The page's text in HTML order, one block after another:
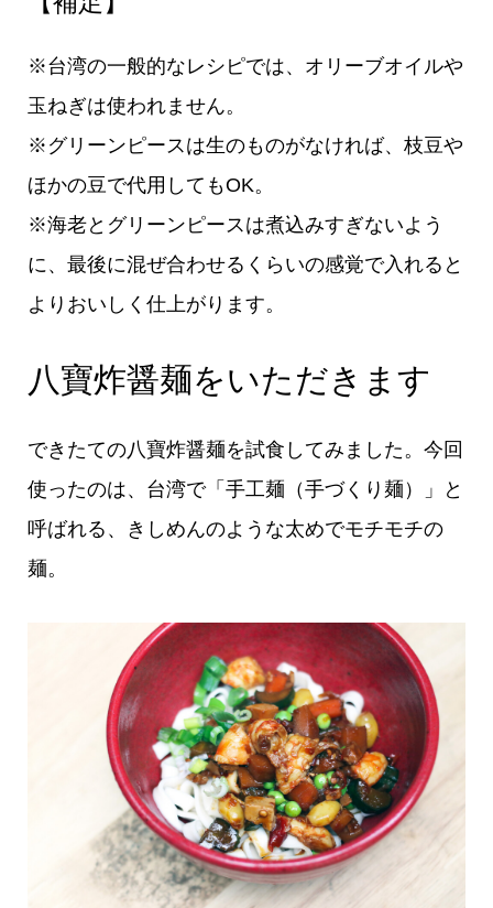
※台湾の一般的なレシピでは、オリーブオイルや
玉ねぎは使われません。
※グリーンピースは生のものがなければ、枝豆や
ほかの豆で代用してもOK。
※海老とグリーンピースは煮込みすぎないよう
に、最後に混ぜ合わせるくらいの感覚で入れると
よりおいしく仕上がります。
八寶炸醤麺をいただきます
できたての八寶炸醤麺を試食してみました。今回
使ったのは、台湾で「手工麺（手づくり麺）」と
呼ばれる、きしめんのような太めでモチモチの
麺。